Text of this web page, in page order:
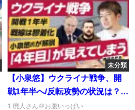
未分類
【小泉悠】ウクライナ戦争、開
戦1年半へ/反転攻勢の状況は？/
戦争が終わる未来とは？（ロシ
1:廃人さん＠お腹いっぱい